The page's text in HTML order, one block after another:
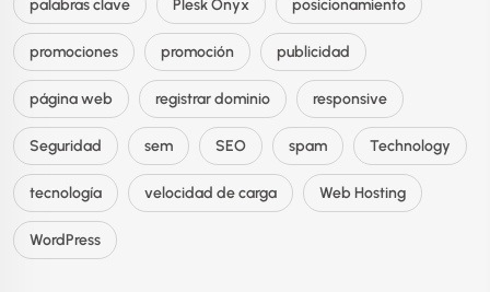
palabras clave Plesk Onyx posicionamiento
promociones promoción publicidad
página web registrar dominio responsive
Seguridad sem SEO spam Technology
tecnología velocidad de carga Web Hosting
WordPress